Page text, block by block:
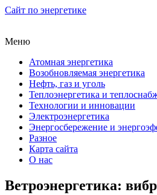
Сайт по энергетике
Меню
Атомная энергетика
Возобновляемая энергетика
Нефть, газ и уголь
Теплоэнергетика и
Технологии и инновации
Электроэнергетика
Энергосбережение и
Разное
Карта сайта
О нас
Ветроэнергетика: